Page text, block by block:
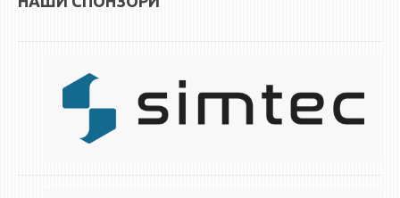
БИБЛИОТЕКА
ДА ВИНЧИ МАГАЗИН
СТИПЕНДИИ/ПРАКСИ